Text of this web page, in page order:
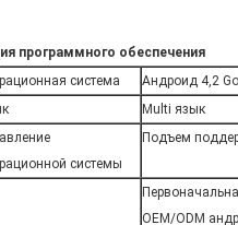
программного обеспечения
система
Андроид 4,2
Multi язык
системы
Подъем
OEM/ODM